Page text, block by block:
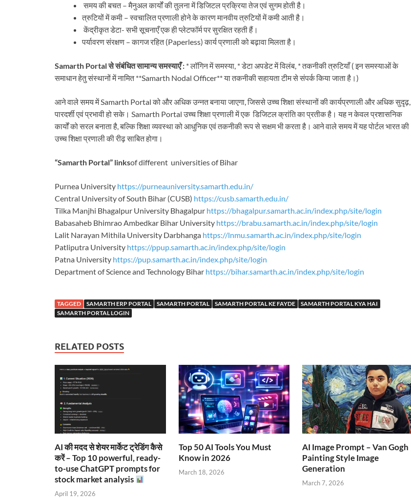
समय की बचत – मैनुअल कार्यों की तुलना में डिजिटल प्रक्रिया तेज एवं सुगम होती है।
त्रुटियों में कमी – स्वचालित प्रणाली होने के कारण मानवीय त्रुटियों में कमी आती है।
केंद्रीकृत डेटा- सभी सूचनाएँ एक ही प्लेटफॉर्म पर सुरक्षित रहती हैं।
पर्यावरण संरक्षण – कागज रहित (Paperless) कार्य प्रणाली को बढ़ावा मिलता है।
Samarth Portal से संबंधित सामान्य समस्याएँ : * लॉगिन में समस्या, * डेटा अपडेट में विलंब, * तकनीकी त्रुटियाँ ( इन समस्याओं के
समाधान हेतु संस्थानों में नामित **Samarth Nodal Officer** या तकनीकी सहायता टीम से संपर्क किया जाता है।)
आने वाले समय में Samarth Portal को और अधिक उन्नत बनाया जाएगा, जिससे उच्च शिक्षा संस्थानों की कार्यप्रणाली और अधिक सुदृढ़,
पारदर्शी एवं प्रभावी हो सके। Samarth Portal उच्च शिक्षा प्रणाली में एक डिजिटल क्रांति का प्रतीक है। यह न केवल प्रशासनिक
कार्यों को सरल बनाता है, बल्कि शिक्षा व्यवस्था को आधुनिक एवं तकनीकी रूप से सक्षम भी करता है। आने वाले समय में यह पोर्टल भारत की
उच्च शिक्षा प्रणाली की रीढ़ साबित होगा।
“Samarth Portal” linksof different universities of Bihar
Purnea University https://purneauniversity.samarth.edu.in/
Central University of South Bihar (CUSB) https://cusb.samarth.edu.in/
Tilka Manjhi Bhagalpur University Bhagalpur https://bhagalpur.samarth.ac.in/index.php/site/login
Babasaheb Bhimrao Ambedkar Bihar University https://brabu.samarth.ac.in/index.php/site/login
Lalit Narayan Mithila University Darbhanga https://lnmu.samarth.ac.in/index.php/site/login
Patliputra University https://ppup.samarth.ac.in/index.php/site/login
Patna University https://pup.samarth.ac.in/index.php/site/login
Department of Science and Technology Bihar https://bihar.samarth.ac.in/index.php/site/login
TAGGED SAMARTH ERP PORTAL SAMARTH PORTAL SAMARTH PORTAL KE FAYDE
SAMARTH PORTAL KYA HAI
SAMARTH PORTAL LOGIN
RELATED POSTS
AI की मदद से शेयर मार्केट ट्रेडिंग कैसे
करें – Top 10 powerful, ready-
to-use ChatGPT prompts for
stock market analysis
April 19, 2026
Top 50 AI Tools You Must
Know in 2026
March 18, 2026
AI Image Prompt – Van Gogh
Painting Style Image
Generation
March 7, 2026